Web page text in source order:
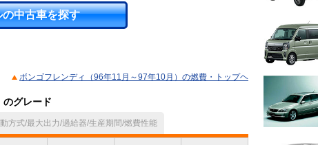
中古車を探す
ボンゴフレンディ（96年11月～97年10月）の燃費・トップヘ
グレード
方式/最大出力/過給器/生産期間/燃費性能